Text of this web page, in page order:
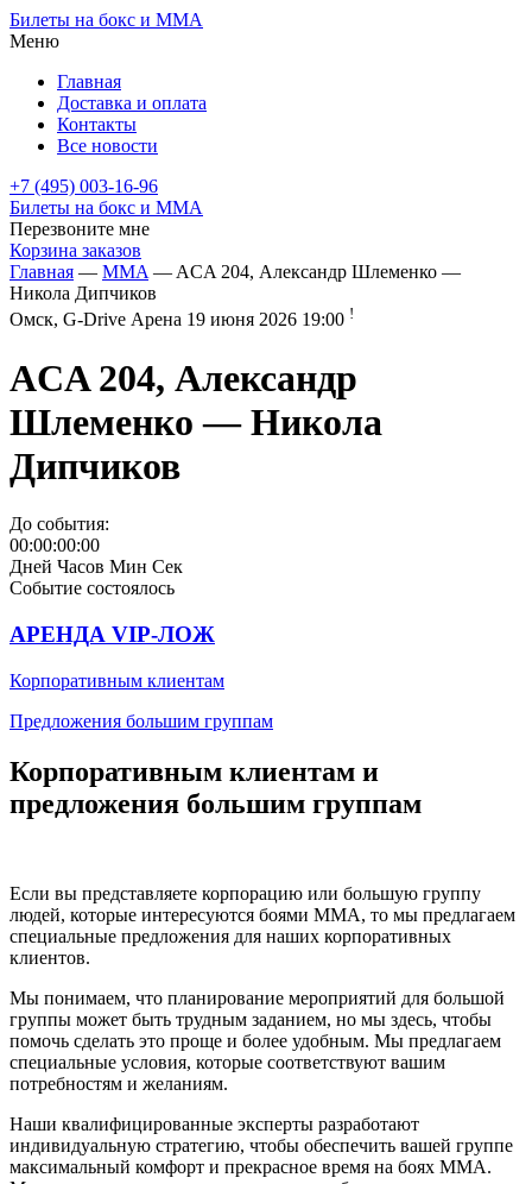
Билеты на бокс и ММА
Меню
Главная
Доставка и оплата
Контакты
Все новости
+7 (495) 003-16-96
Билеты на бокс и ММА
Перезвоните мне
Корзина заказов
Главная — MMA — ACA 204, Александр Шлеменко —
Никола Дипчиков
Омск, G-Drive Арена 19 июня 2026 19:00 !
ACA 204, Александр
Шлеменко — Никола
Дипчиков
До события:
00:00:00:00
Дней Часов Мин Сек
Событие состоялось
АРЕНДА VIP-ЛОЖ
Корпоративным клиентам
Предложения большим группам
Корпоративным клиентам и
предложения большим группам
Если вы представляете корпорацию или большую группу
людей, которые интересуются боями ММА, то мы предлагаем
специальные предложения для наших корпоративных
клиентов.
Мы понимаем, что планирование мероприятий для большой
группы может быть трудным заданием, но мы здесь, чтобы
помочь сделать это проще и более удобным. Мы предлагаем
специальные условия, которые соответствуют вашим
потребностям и желаниям.
Наши квалифицированные эксперты разработают
индивидуальную стратегию, чтобы обеспечить вашей группе
максимальный комфорт и прекрасное время на боях ММА.